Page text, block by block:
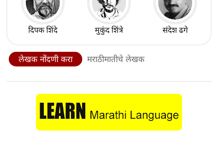
दिपक शिंदे मुकुंद शिंत्रे संदेश ढगे
लेखक नोंदणी करा मराठीमातीचे लेखक